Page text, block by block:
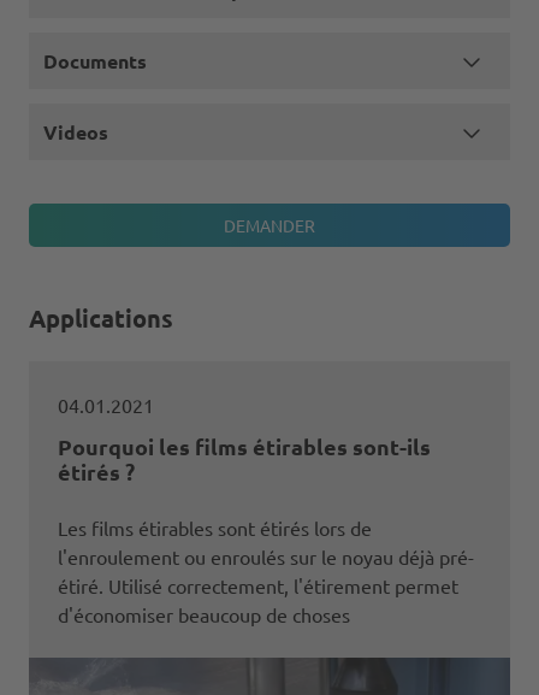
Documents
Videos
Applications
04.01.2021
Pourquoi les films étirables sont-ils
étirés ?
Les films étirables sont étirés lors de
l'enroulement ou enroulés sur le noyau déjà pré-
étiré. Utilisé correctement, l'étirement permet
d'économiser beaucoup de choses